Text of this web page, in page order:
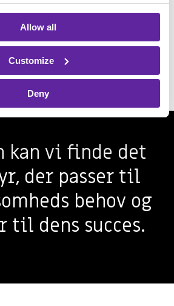
Allow all
Customize
Deny
minimerer hovedpinen og
kan vi finde det
der passer til
behov og
til dens succes.